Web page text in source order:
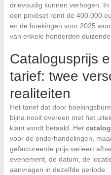
drievoudig kunnen verhogen.
een privéset rond de 400.000
en de boekingen voor 2025
van enkele honderden
Catalogusprijs
tarief: twee
realiteiten
Het tarief dat door
bijna nooit overeen met het
klant wordt betaald. Het
voor de onderhandelingen,
gefactureerde prijs varieert
evenement, de datum, de
aanvragen in dezelfde periode.